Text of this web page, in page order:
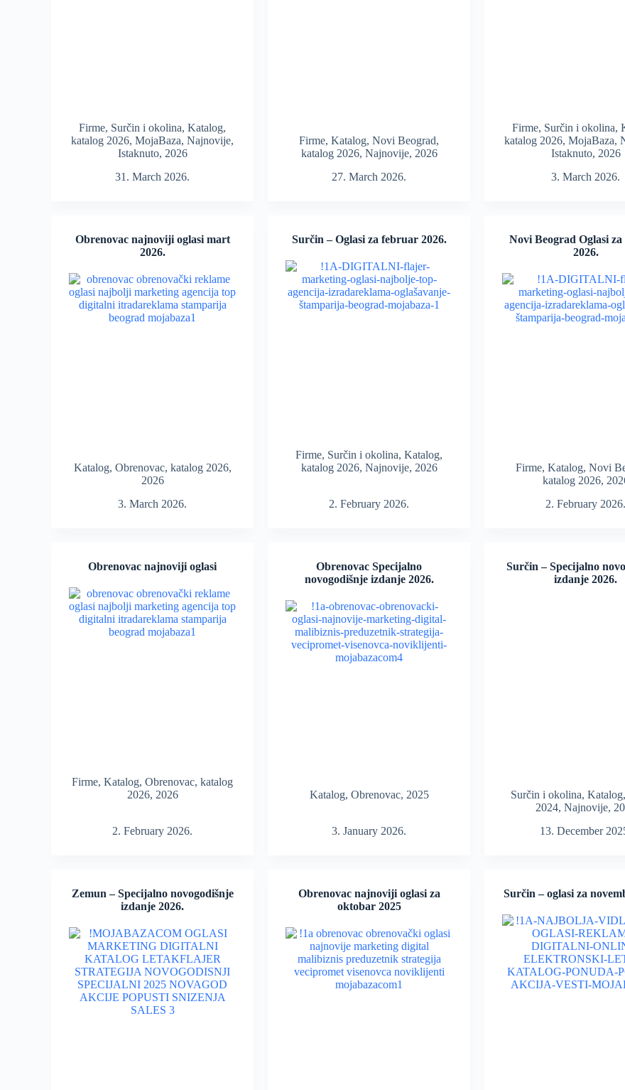
Firme, Surčin i okolina, Katalog,
katalog 2026, MojaBaza, Najnovije,
Istaknuto, 2026
31. March 2026.
Firme, Katalog, Novi Beograd,
katalog 2026, Najnovije, 2026
27. March 2026.
Firme, Surčin i okolina,
katalog 2026, MojaBaza,
Istaknuto, 2026
3. March 2026.
Obrenovac najnoviji oglasi mart
2026.
Katalog, Obrenovac, katalog 2026,
2026
3. March 2026.
Surčin – Oglasi za februar 2026.
Firme, Surčin i okolina, Katalog,
katalog 2026, Najnovije, 2026
2. February 2026.
Novi Beograd Oglasi
2026.
Firme, Katalog, Novi
katalog 2026,
2. February 2026.
Obrenovac najnoviji oglasi
Firme, Katalog, Obrenovac, katalog
2026, 2026
2. February 2026.
Obrenovac Specijalno
novogodišnje izdanje 2026.
Katalog, Obrenovac, 2025
3. January 2026.
Surčin – Specijalno
izdanje 2026.
Surčin i okolina, Katalog,
2024, Najnovije,
13. December
Zemun – Specijalno novogodišnje
izdanje 2026.
Obrenovac najnoviji oglasi za
oktobar 2025
Surčin – oglasi za